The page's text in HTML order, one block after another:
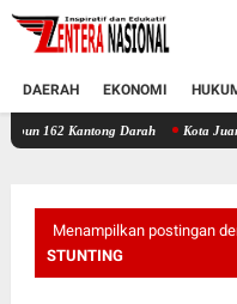
DAERAH EKONOMI
Darah Kota Juang Melaju ke
Menampilkan postingan
STUNTING